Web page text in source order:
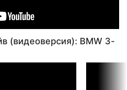
(видеоверсия): BMW 3-